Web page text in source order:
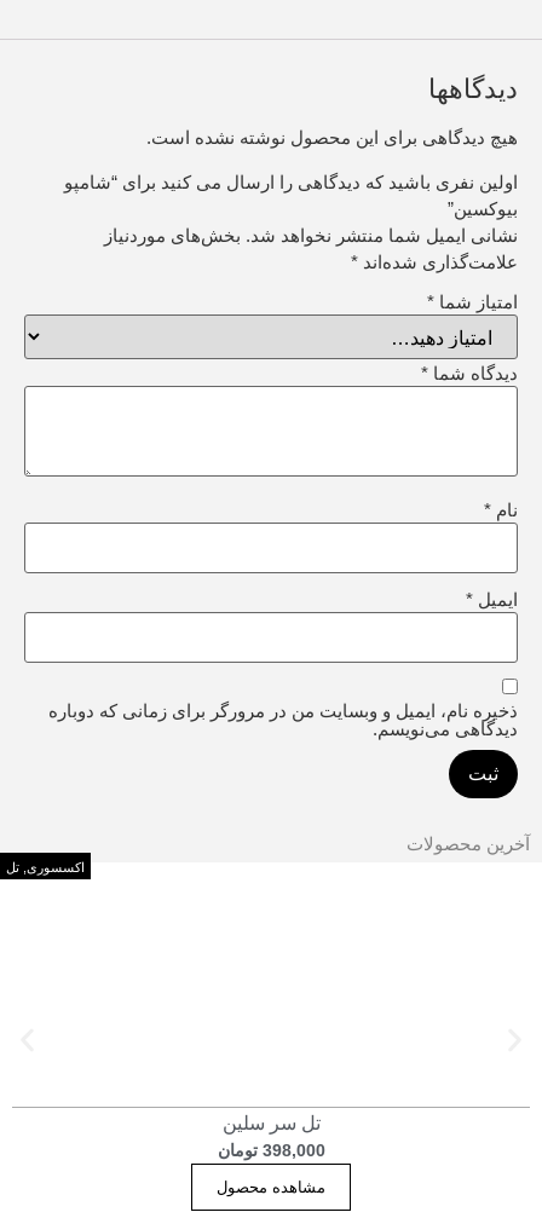
دیدگاهها
هیچ دیدگاهی برای این محصول نوشته نشده است.
اولین نفری باشید که دیدگاهی را ارسال می کنید برای “شامپو
بیوکسین”
نشانی ایمیل شما منتشر نخواهد شد. بخش‌های موردنیاز
علامت‌گذاری شده‌اند *
امتیاز شما *
دیدگاه شما *
نام *
ایمیل *
ذخیره نام، ایمیل و وبسایت من در مرورگر برای زمانی که دوباره
دیدگاهی می‌نویسم.
آخرین محصولات
اکسسوری تل
تل سر سلین
398,000 تومان
مشاهده محصول